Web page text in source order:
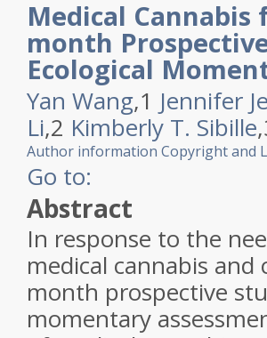
Medical Cannabis
month
Ecological
Yan Wang,1 Jennifer
Li,2 Kimberly T. Sibille,
Author information Copyright and
Go to:
Abstract
In response to the
medical cannabis
month prospective
momentary